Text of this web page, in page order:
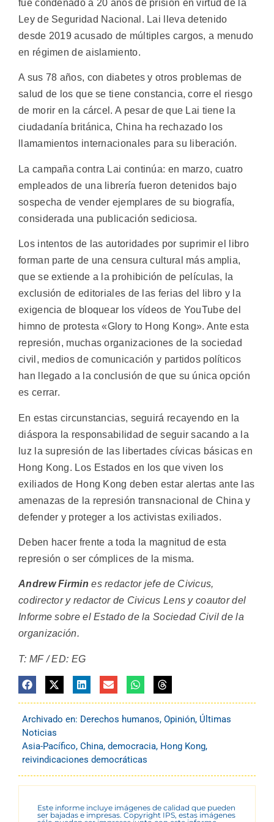
fue condenado a 20 años de prisión en virtud de la
Ley de Seguridad Nacional. Lai lleva detenido
desde 2019 acusado de múltiples cargos, a menudo
en régimen de aislamiento.
A sus 78 años, con diabetes y otros problemas de
salud de los que se tiene constancia, corre el riesgo
de morir en la cárcel. A pesar de que Lai tiene la
ciudadanía británica, China ha rechazado los
llamamientos internacionales para su liberación.
La campaña contra Lai continúa: en marzo, cuatro
empleados de una librería fueron detenidos bajo
sospecha de vender ejemplares de su biografía,
considerada una publicación sediciosa.
Los intentos de las autoridades por suprimir el libro
forman parte de una censura cultural más amplia,
que se extiende a la prohibición de películas, la
exclusión de editoriales de las ferias del libro y la
exigencia de bloquear los vídeos de YouTube del
himno de protesta «Glory to Hong Kong». Ante esta
represión, muchas organizaciones de la sociedad
civil, medios de comunicación y partidos políticos
han llegado a la conclusión de que su única opción
es cerrar.
En estas circunstancias, seguirá recayendo en la
diáspora la responsabilidad de seguir sacando a la
luz la supresión de las libertades cívicas básicas en
Hong Kong. Los Estados en los que viven los
exiliados de Hong Kong deben estar alertas ante las
amenazas de la represión transnacional de China y
defender y proteger a los activistas exiliados.
Deben hacer frente a toda la magnitud de esta
represión o ser cómplices de la misma.
Andrew Firmines redactor jefe de Civicus,
codirector y redactor de Civicus Lens y coautor del
Informe sobre el Estado de la Sociedad Civil de la
organización.
T: MF / ED: EG
Archivado en: Derechos humanos, Opinión, Últimas
Noticias
Asia-Pacífico, China, democracia, Hong Kong,
reivindicaciones democráticas
Este informe incluye imágenes de calidad que pueden
ser bajadas e impresas. Copyright IPS, estas imágenes